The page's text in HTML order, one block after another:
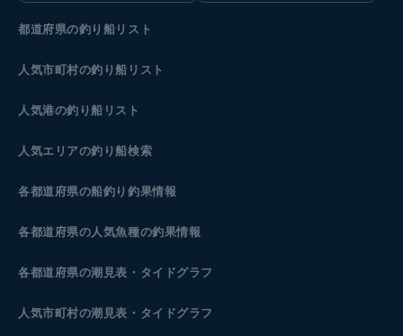
都道府県の釣り船リスト
人気市町村の釣り船リスト
人気港の釣り船リスト
人気エリアの釣り船検索
各都道府県の船釣り釣果情報
各都道府県の人気魚種の釣果情報
各都道府県の潮見表 ・タイドグラフ
人気市町村の潮見表・タイドグラフ